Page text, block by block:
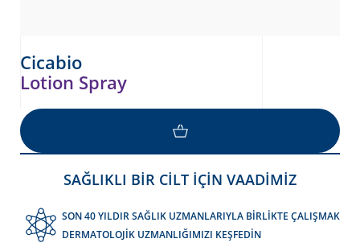
Cicabio
Lotion Spray
SAĞLIKLI BİR CİLT İÇİN VAADİMİZ
SON 40 YILDIR SAĞLIK UZMANLARIYLA BİRLİKTE ÇALIŞMAK
DERMATOLOJİK UZMANLIĞIMIZI KEŞFEDİN